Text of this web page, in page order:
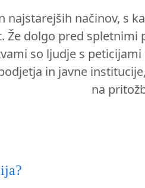
najstarejših načinov, s
Že dolgo pred
so ljudje s
in javne
na